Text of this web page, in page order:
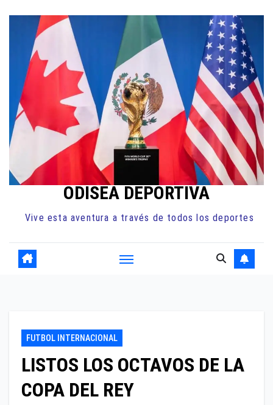
contenido
ODISEA DEPORTIVA
Vive esta aventura a través de todos los deportes
FUTBOL INTERNACIONAL
LISTOS LOS OCTAVOS DE LA
COPA DEL REY